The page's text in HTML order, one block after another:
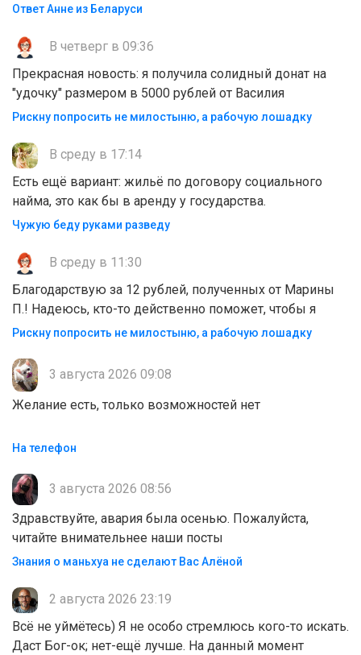
Ответ Анне из Беларуси
В четверг в 09:36
Прекрасная новость: я получила солидный донат на
"удочку" размером в 5000 рублей от Василия
Рискну попросить не милостыню, а рабочую лошадку
В среду в 17:14
Есть ещё вариант: жильё по договору социального
найма, это как бы в аренду у государства.
Чужую беду руками разведу
В среду в 11:30
Благодарствую за 12 рублей, полученных от Марины
П.! Надеюсь, кто-то действенно поможет, чтобы я
Рискну попросить не милостыню, а рабочую лошадку
3 августа 2026 09:08
Желание есть, только возможностей нет
На телефон
3 августа 2026 08:56
Здравствуйте, авария была осенью. Пожалуйста,
читайте внимательнее наши посты
Знания о маньхуа не сделают Вас Алëной
2 августа 2026 23:19
Всё не уймётесь) Я не особо стремлюсь кого-то искать.
Даст Бог-ок; нет-ещё лучше. На данный момент